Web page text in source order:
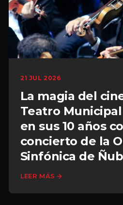
21 JUL 2026
La magia del
Teatro
en sus 10 años
concierto de la
Sinfónica de
LEER MÁS